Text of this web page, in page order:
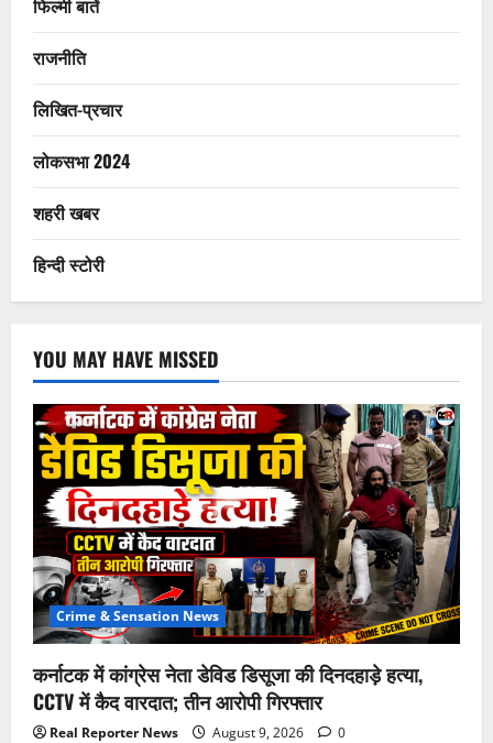
राजनीति
लिखित-प्रचार
लोकसभा 2024
शहरी खबर
हिन्दी स्टोरी
YOU MAY HAVE MISSED
Crime & Sensation News
कर्नाटक में कांग्रेस नेता डेविड डिसूजा की दिनदहाड़े हत्या,
CCTV में कैद वारदात; तीन आरोपी गिरफ्तार
Real Reporter News August 9, 2026 0